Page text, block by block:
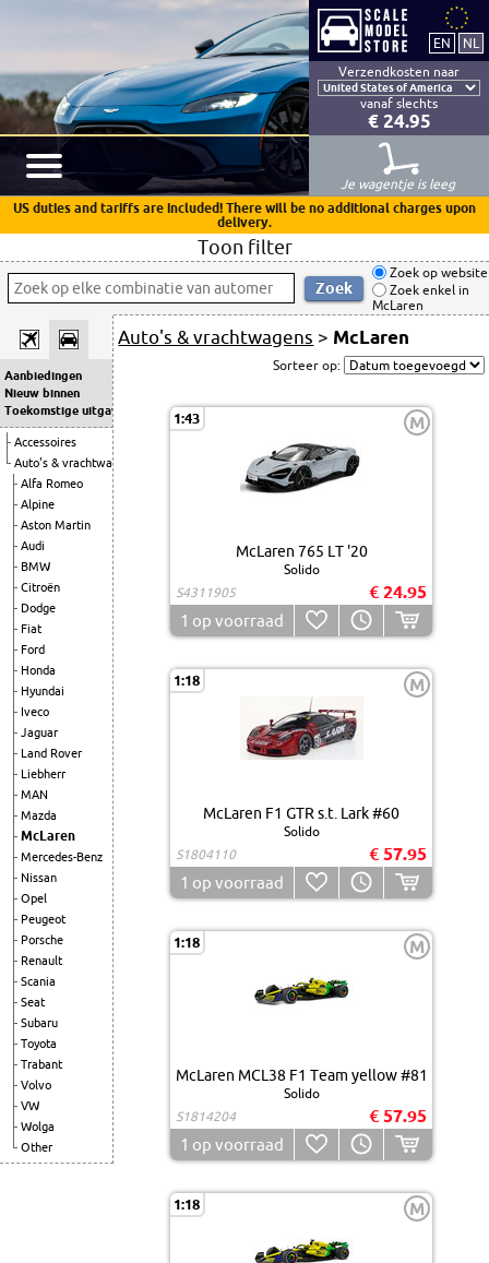
Verzendkosten naar
vanaf slechts
€ 24.95
Je wagentje is leeg
US duties and tariffs are included! There will be no additional charges upon
delivery.
Toon filter
Zoek op website
Zoek enkel in
McLaren
Aanbiedingen
Nieuw binnen
Toekomstige uitgaven
Accessoires
Auto's & vrachtwagens
Alfa Romeo
Alpine
Aston Martin
Audi
BMW
Citroën
Dodge
Fiat
Ford
Honda
Hyundai
Iveco
Jaguar
Land Rover
Liebherr
MAN
Mazda
McLaren
Mercedes-Benz
Nissan
Opel
Peugeot
Porsche
Renault
Scania
Seat
Subaru
Toyota
Trabant
Volvo
VW
Wolga
Other
Auto's & vrachtwagens > McLaren
Sorteer op:
1:43 M
McLaren 765 LT '20
Solido
S4311905
€ 24.95
1 op voorraad
1:18 M
McLaren F1 GTR s.t. Lark #60
Solido
S1804110
€ 57.95
1 op voorraad
1:18 M
McLaren MCL38 F1 Team yellow #81
Solido
S1814204
€ 57.95
1 op voorraad
1:18 M